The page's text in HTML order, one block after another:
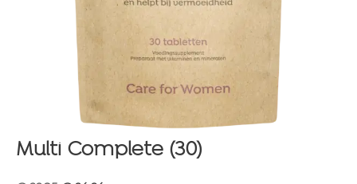
Multi Complete (30)